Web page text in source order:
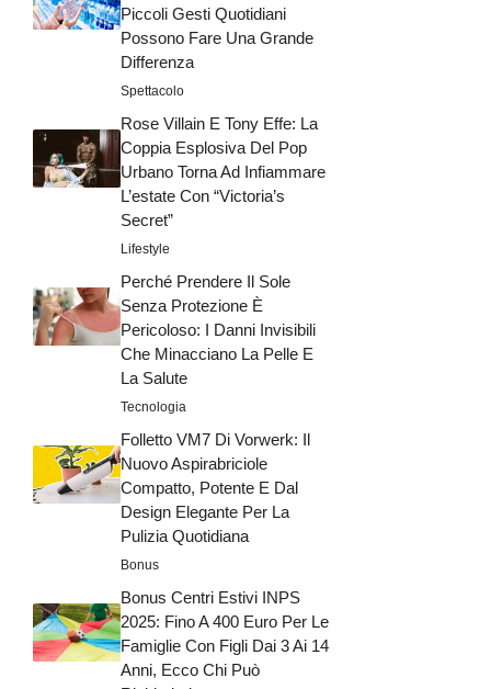
Piccoli Gesti Quotidiani
Possono Fare Una Grande
Differenza
Spettacolo
Rose Villain E Tony Effe: La
Coppia Esplosiva Del Pop
Urbano Torna Ad Infiammare
L’estate Con “Victoria’s
Secret”
Lifestyle
Perché Prendere Il Sole
Senza Protezione È
Pericoloso: I Danni Invisibili
Che Minacciano La Pelle E
La Salute
Tecnologia
Folletto VM7 Di Vorwerk: Il
Nuovo Aspirabriciole
Compatto, Potente E Dal
Design Elegante Per La
Pulizia Quotidiana
Bonus
Bonus Centri Estivi INPS
2025: Fino A 400 Euro Per Le
Famiglie Con Figli Dai 3 Ai 14
Anni, Ecco Chi Può